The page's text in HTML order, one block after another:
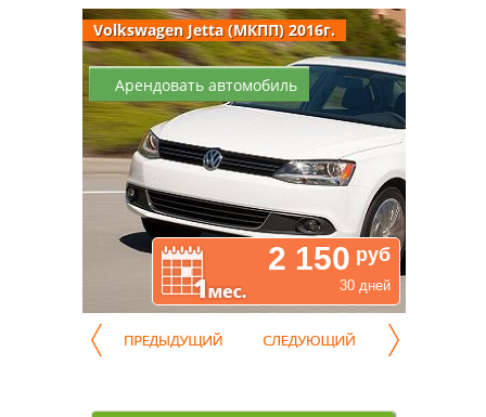
Арендовать автомобиль
2 150 руб
30 дней
Volkswagen Jetta (МКПП) 2016г.